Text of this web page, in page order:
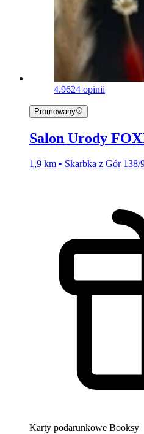
4.9624 opinii
Promowany
Salon Urody
1,9 km • Skarbka z Gór 138/
Karty podarunkowe Booksy